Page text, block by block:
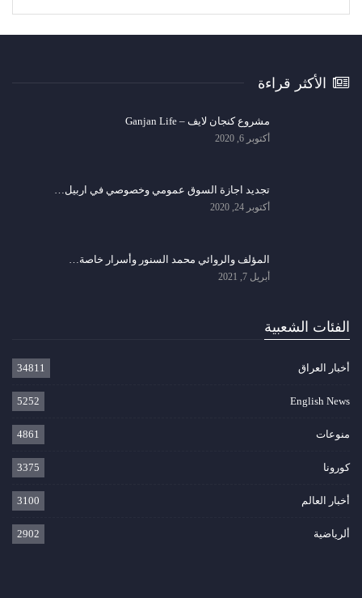
الأكثر قراءة
مشروع كنجان لايف – Ganjan Life
أكتوبر 6, 2020
تجديد اجازة السوق عمومي وخصوصي في اربيل…
أكتوبر 24, 2020
المؤلف والروائي محمد السنور وأسرار خاصة…
أبريل 7, 2021
الفئات الشعبية
أخبار العراق 34811
English News
5252
منوعات 4861
كورونا 3375
أخبار العالم 3100
ألرياضية 2902